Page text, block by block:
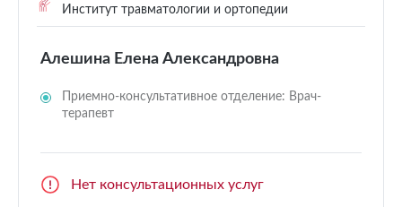
Институт травматологии и ортопедии
Алешина Елена Александровна
Приемно-консультативное отделение: Врач-
терапевт
Нет консультационных услуг